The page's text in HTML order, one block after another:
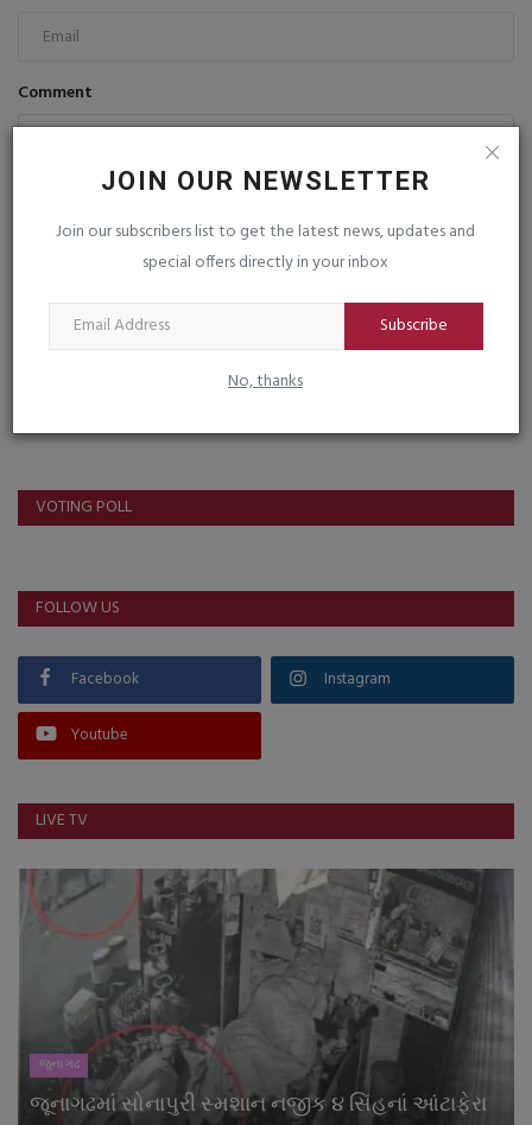
JOIN OUR NEWSLETTER
Join our subscribers list to get the latest news, updates and
special offers directly in your inbox
Subscribe
No, thanks
Comment
Post Comment
VOTING POLL
FOLLOW US
Facebook Instagram
Youtube
LIVE TV
જુનાગઢ
જૂનાગઢમાં સોનાપુરી સ્મશાન નજીક ૪ સિંહનાં આંટાફેરા